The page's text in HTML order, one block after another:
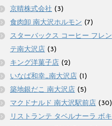
京晴株式会社 (3)
食肉卸 南大沢ホルモン (7)
スターバックス コーヒー フレン
テ南大沢店 (3)
キング洋菓子店 (2)
いなば和幸_南大沢店 (1)
築地銀だこ 南大沢店 (5)
マクドナルド 南大沢駅前店 (30)
リストランテ タベルナーラ ボキ